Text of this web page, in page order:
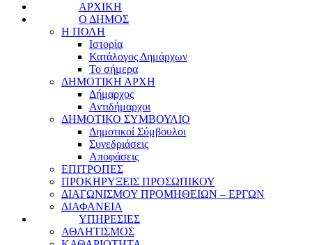
ΑΡΧΙΚΗ
Ο ΔΗΜΟΣ
Η ΠΟΛΗ
Ιστορία
Κατάλογος Δημάρχων
Το σήμερα
ΔΗΜΟΤΙΚΗ ΑΡΧΗ
Δήμαρχος
Αντιδήμαρχοι
ΔΗΜΟΤΙΚΟ ΣΥΜΒΟΥΛΙΟ
Δημοτικοί Σύμβουλοι
Συνεδριάσεις
Αποφάσεις
ΕΠΙΤΡΟΠΕΣ
ΠΡΟΚΗΡΥΞΕΙΣ ΠΡΟΣΩΠΙΚΟΥ
ΔΙΑΓΩΝΙΣΜΟΥ ΠΡΟΜΗΘΕΙΩΝ – ΕΡΓΩΝ
ΔΙΑΦΑΝΕΙΑ
ΥΠΗΡΕΣΙΕΣ
ΑΘΛΗΤΙΣΜΟΣ